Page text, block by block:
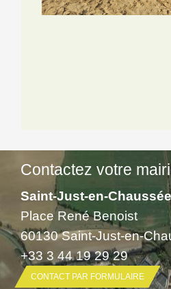
Contactez votre
Saint-Just-en-Chaussée
Place René Benoist
60130 Saint-Just-en-
+33 3 44 19 29 29
CONTACT PAR FORMULAIRE